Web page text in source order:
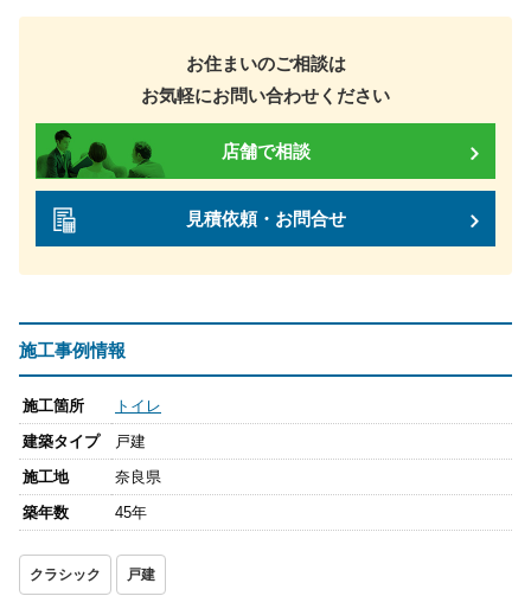
お住まいのご相談は
お気軽にお問い合わせください
店舗で相談
見積依頼・お問合せ
施工事例情報
施工箇所
トイレ
建築タイプ
戸建
施工地
奈良県
築年数
45年
クラシック 戸建